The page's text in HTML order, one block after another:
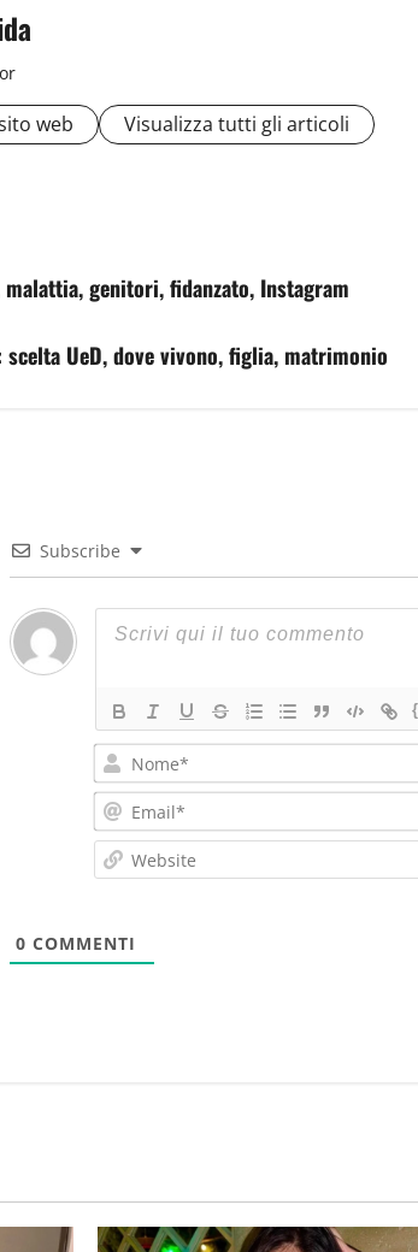
web Visualizza tutti gli articoli
genitori, fidanzato, Instagram
UeD, dove vivono, figlia, matrimonio
Subscribe
0 COMMENTI